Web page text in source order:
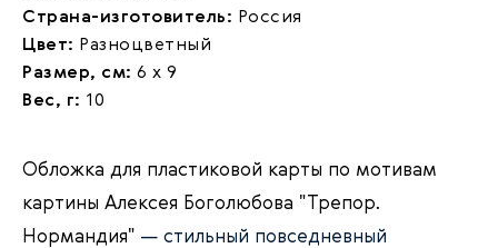
Страна-изготовитель: Россия
Цвет: Разноцветный
Размер, см: 6 х 9
Вес, г: 10
Обложка для пластиковой карты по мотивам
картины Алексея Боголюбова "Трепор.
Нормандия" — стильный повседневный